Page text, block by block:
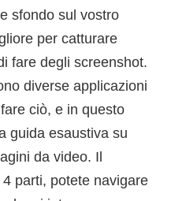
sfondo sul vostro
per catturare
fare degli screenshot.
diverse applicazioni
ciò, e in questo
guida esaustiva su
da video. Il
parti, potete navigare